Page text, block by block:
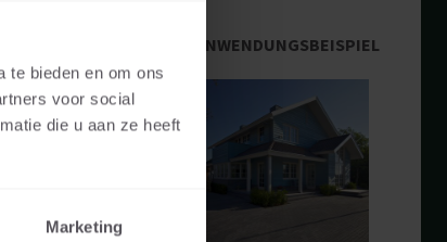
te bieden en om ons
voor social
die u aan ze heeft
Marketing
ANWENDUNGSBEISPIEL